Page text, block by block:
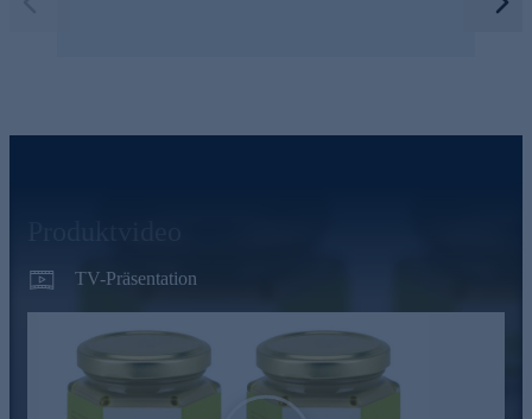
TV-Präsentation